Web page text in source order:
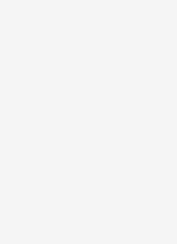
роботу ноутбука до 5-8
від пилу та має легкий